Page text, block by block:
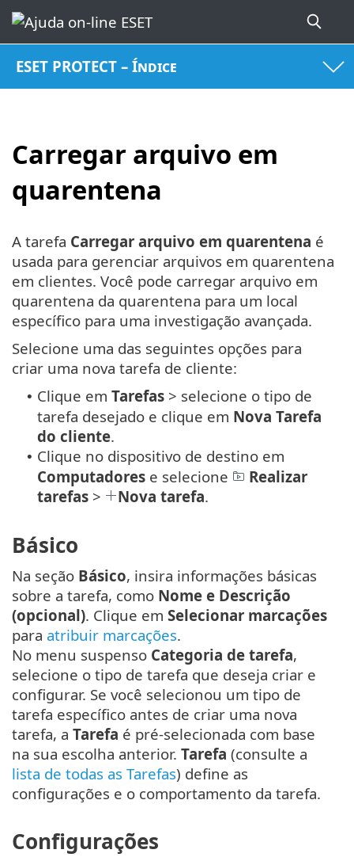
ESET PROTECT – Índice
Carregar arquivo em
quarentena
A tarefa Carregar arquivo em quarentena é
usada para gerenciar arquivos em quarentena
em clientes. Você pode carregar arquivo em
quarentena da quarentena para um local
específico para uma investigação avançada.
Selecione uma das seguintes opções para
criar uma nova tarefa de cliente:
• Clique em Tarefas > selecione o tipo de
tarefa desejado e clique em Nova Tarefa
do cliente.
• Clique no dispositivo de destino em
Computadores e selecione
Realizar
tarefas > Nova tarefa.
Básico
Na seção Básico, insira informações básicas
sobre a tarefa, como Nome e Descrição
(opcional). Clique em Selecionar marcações
para atribuir marcações.
No menu suspenso Categoria de tarefa,
selecione o tipo de tarefa que deseja criar e
configurar. Se você selecionou um tipo de
tarefa específico antes de criar uma nova
tarefa, a Tarefa é pré-selecionada com base
na sua escolha anterior. Tarefa (consulte a
lista de todas as Tarefas) define as
configurações e o comportamento da tarefa.
Configurações